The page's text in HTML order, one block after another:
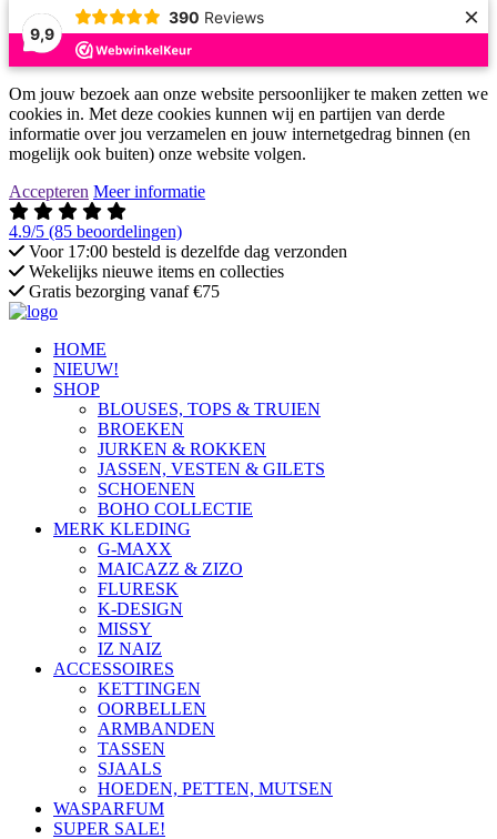
9,9
390 Reviews ×
Om jouw bezoek aan onze website persoonlijker te maken zetten we
cookies in. Met deze cookies kunnen wij en partijen van derde
informatie over jou verzamelen en jouw internetgedrag binnen (en
mogelijk ook buiten) onze website volgen.
Accepteren Meer informatie
4.9/5 (85 beoordelingen)
Voor 17:00 besteld is dezelfde dag verzonden
Wekelijks nieuwe items en collecties
Gratis bezorging vanaf €75
HOME
NIEUW!
SHOP
BLOUSES, TOPS & TRUIEN
BROEKEN
JURKEN & ROKKEN
JASSEN, VESTEN & GILETS
SCHOENEN
BOHO COLLECTIE
MERK KLEDING
G-MAXX
MAICAZZ & ZIZO
FLURESK
K-DESIGN
MISSY
IZ NAIZ
ACCESSOIRES
KETTINGEN
OORBELLEN
ARMBANDEN
TASSEN
SJAALS
HOEDEN, PETTEN, MUTSEN
WASPARFUM
SUPER SALE!